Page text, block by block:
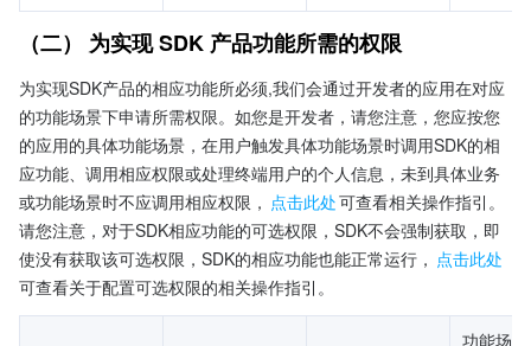
（二） 为实现 SDK 产品功能所需的权限
为实现SDK产品的相应功能所必须,我们会通过开发者的应用在对应
的功能场景下申请所需权限。如您是开发者，请您注意，您应按您
的应用的具体功能场景，在用户触发具体功能场景时调用SDK的相
应功能、调用相应权限或处理终端用户的个人信息，未到具体业务
或功能场景时不应调用相应权限， 点击此处可查看相关操作指引。
请您注意，对于SDK相应功能的可选权限，SDK不会强制获取，即
使没有获取该可选权限，SDK的相应功能也能正常运行， 点击此处
可查看关于配置可选权限的相关操作指引。
功能场